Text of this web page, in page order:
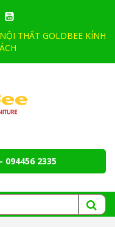
THẤT GOLDBEE KÍNH
094456 2335